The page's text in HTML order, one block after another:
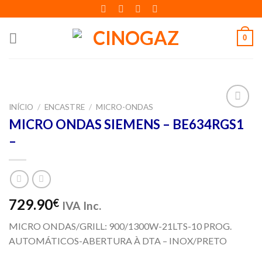
to
content
0
Adicionar
aos meus
INÍCIO / ENCASTRE / MICRO-ONDAS
MICRO ONDAS SIEMENS – BE634RGS1
–
729.90€ IVA Inc.
MICRO ONDAS/GRILL: 900/1300W-21LTS-10 PROG.
AUTOMÁTICOS-ABERTURA À DTA – INOX/PRETO